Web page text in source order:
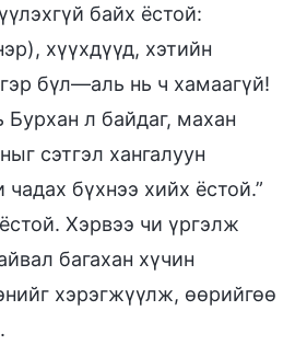
байх ёстой:
хүүхдүүд, хэтийн
бүл—аль нь ч хамаагүй!
Бурхан л байдаг, махан
сэтгэл хангалуун
бүхнээ хийх ёстой.”
Хэрвээ чи үргэлж
багахан хүчин
хэрэгжүүлж, өөрийгөө